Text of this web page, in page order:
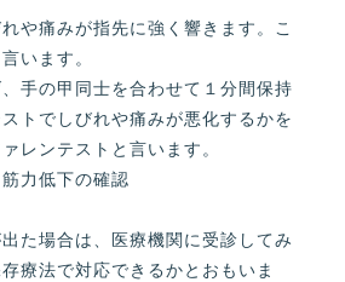
や痛みが指先に強く響きます。こ
います。
手の甲同士を合わせて１分間保持
トでしびれや痛みが悪化するかを
レンテストと言います。
力低下の確認
出た場合は、医療機関に受診してみ
療法で対応できるかとおもいま